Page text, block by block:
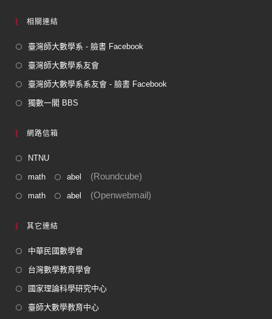
相關連結
臺灣師大數學系 - 臉書 Facebook
臺灣師大數學系友會
臺灣師大數學系系友會 - 臉書 Facebook
獨數一閣 BBS
網路信箱
NTNU
math abel (Roundcube)
math abel (Openwebmail)
其它連結
中華民國數學會
台灣數學教育學會
國家理論科學研究中心
臺師大數學教育中心